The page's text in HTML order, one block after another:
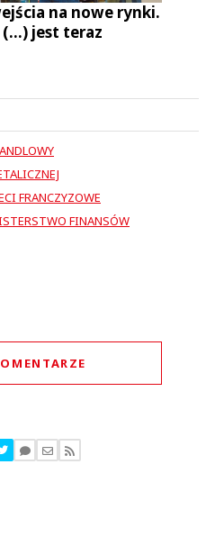
na nowe rynki.
jest teraz
FRANCZYZOWE
FINANSÓW
komentarzy
komentarze